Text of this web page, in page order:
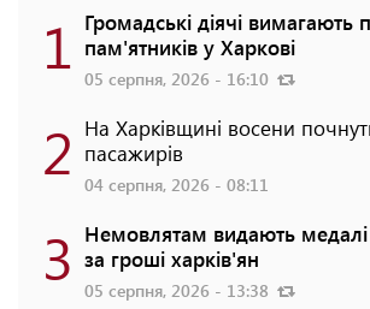
1 Громадські діячі вимагають
пам'ятників у Харкові
05 серпня, 2026 - 16:10
2 На Харківщині восени
пасажирів
04 серпня, 2026 - 08:11
3 Немовлятам видають медалі
за гроші харків'ян
05 серпня, 2026 - 13:38